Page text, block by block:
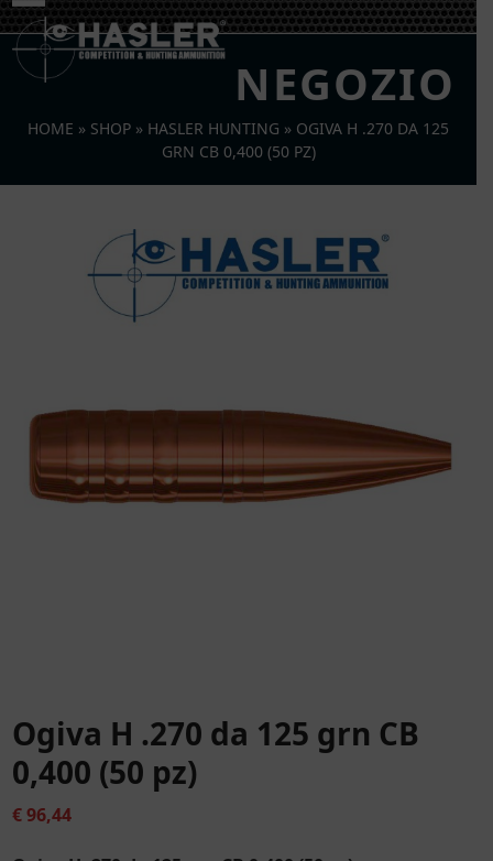
Skip
to
content
Open
mobile
Close
mobile
NEGOZIO
HOME » SHOP » HASLER HUNTING » OGIVA H .270 DA 125
GRN CB 0,400 (50 PZ)
Ogiva H .270 da 125 grn CB
0,400 (50 pz)
€96,44